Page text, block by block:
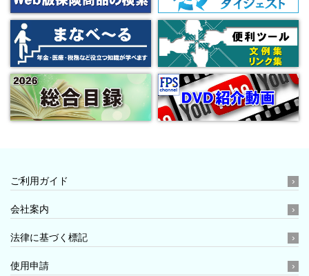
ご利用ガイド
会社案内
法律に基づく標記
使用申請